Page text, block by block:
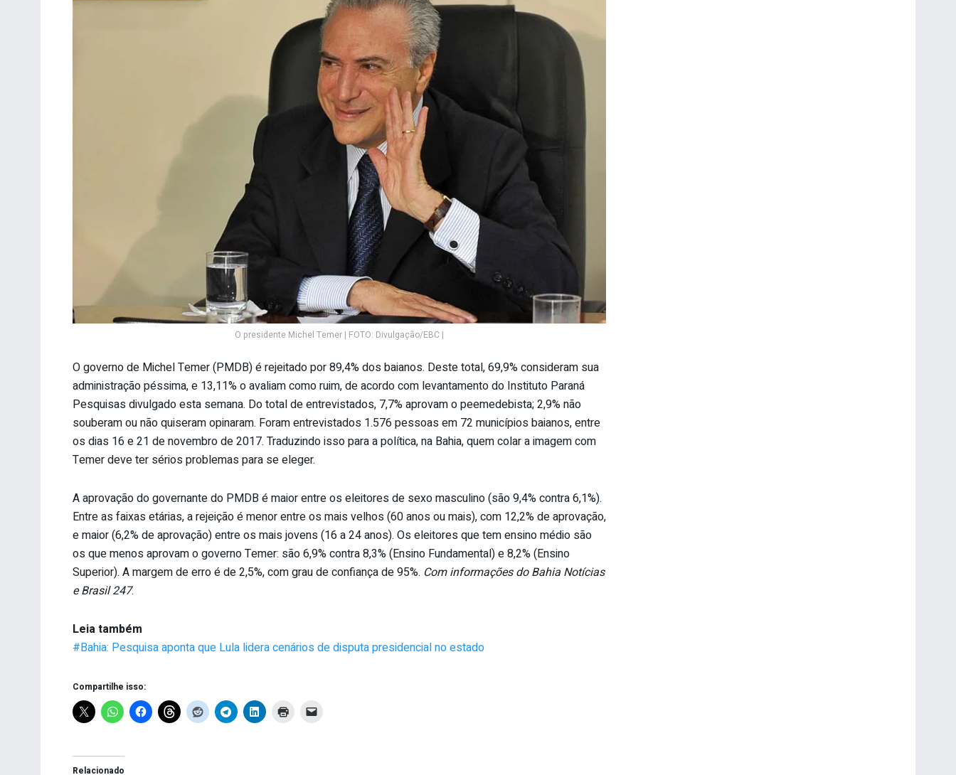
O presidente Michel Temer | FOTO: Divulgação/EBC |
O governo de Michel Temer (PMDB) é rejeitado por 89,4% dos baianos. Deste total, 69,9% consideram sua
administração péssima, e 13,11% o avaliam como ruim, de acordo com levantamento do Instituto Paraná
Pesquisas divulgado esta semana. Do total de entrevistados, 7,7% aprovam o peemedebista; 2,9% não
souberam ou não quiseram opinaram. Foram entrevistados 1.576 pessoas em 72 municípios baianos, entre
os dias 16 e 21 de novembro de 2017. Traduzindo isso para a política, na Bahia, quem colar a imagem com
Temer deve ter sérios problemas para se eleger.
A aprovação do governante do PMDB é maior entre os eleitores de sexo masculino (são 9,4% contra 6,1%).
Entre as faixas etárias, a rejeição é menor entre os mais velhos (60 anos ou mais), com 12,2% de aprovação,
e maior (6,2% de aprovação) entre os mais jovens (16 a 24 anos). Os eleitores que tem ensino médio são
os que menos aprovam o governo Temer: são 6,9% contra 8,3% (Ensino Fundamental) e 8,2% (Ensino
Superior). A margem de erro é de 2,5%, com grau de confiança de 95%. Com informações do Bahia Notícias
e Brasil 247.
Leia também
#Bahia: Pesquisa aponta que Lula lidera cenários de disputa presidencial no estado
Compartilhe isso:
Relacionado